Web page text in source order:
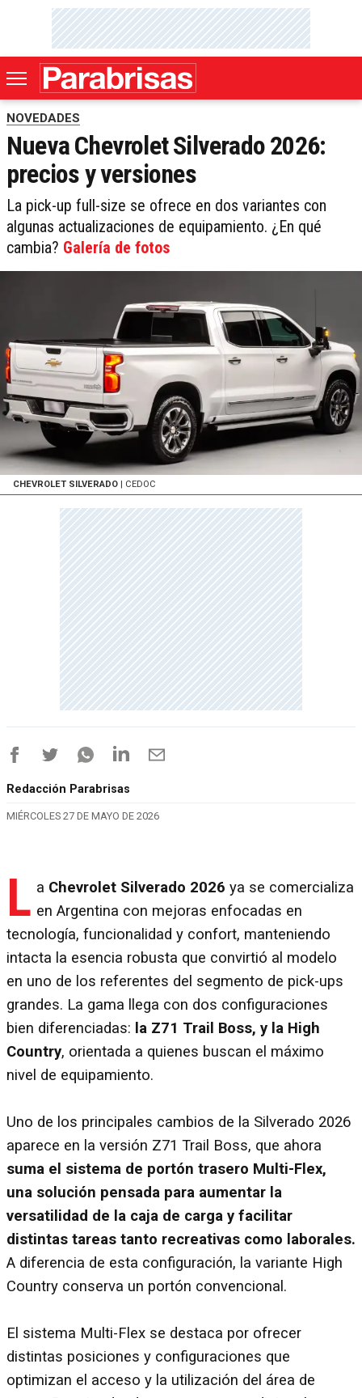
NOVEDADES
Nueva Chevrolet Silverado 2026:
precios y versiones
La pick-up full-size se ofrece en dos variantes con
algunas actualizaciones de equipamiento. ¿En qué
cambia? Galería de fotos
CHEVROLET SILVERADO | CEDOC
Redacción Parabrisas
MIÉRCOLES 27 DE MAYO DE 2026
L a Chevrolet Silverado 2026 ya se comercializa
en Argentina con mejoras enfocadas en
tecnología, funcionalidad y confort, manteniendo
intacta la esencia robusta que convirtió al modelo
en uno de los referentes del segmento de pick-ups
grandes. La gama llega con dos configuraciones
bien diferenciadas: la Z71 Trail Boss, y la High
Country, orientada a quienes buscan el máximo
nivel de equipamiento.
Uno de los principales cambios de la Silverado 2026
aparece en la versión Z71 Trail Boss, que ahora
suma el sistema de portón trasero Multi-Flex,
una solución pensada para aumentar la
versatilidad de la caja de carga y facilitar
distintas tareas tanto recreativas como laborales.
A diferencia de esta configuración, la variante High
Country conserva un portón convencional.
El sistema Multi-Flex se destaca por ofrecer
distintas posiciones y configuraciones que
optimizan el acceso y la utilización del área de